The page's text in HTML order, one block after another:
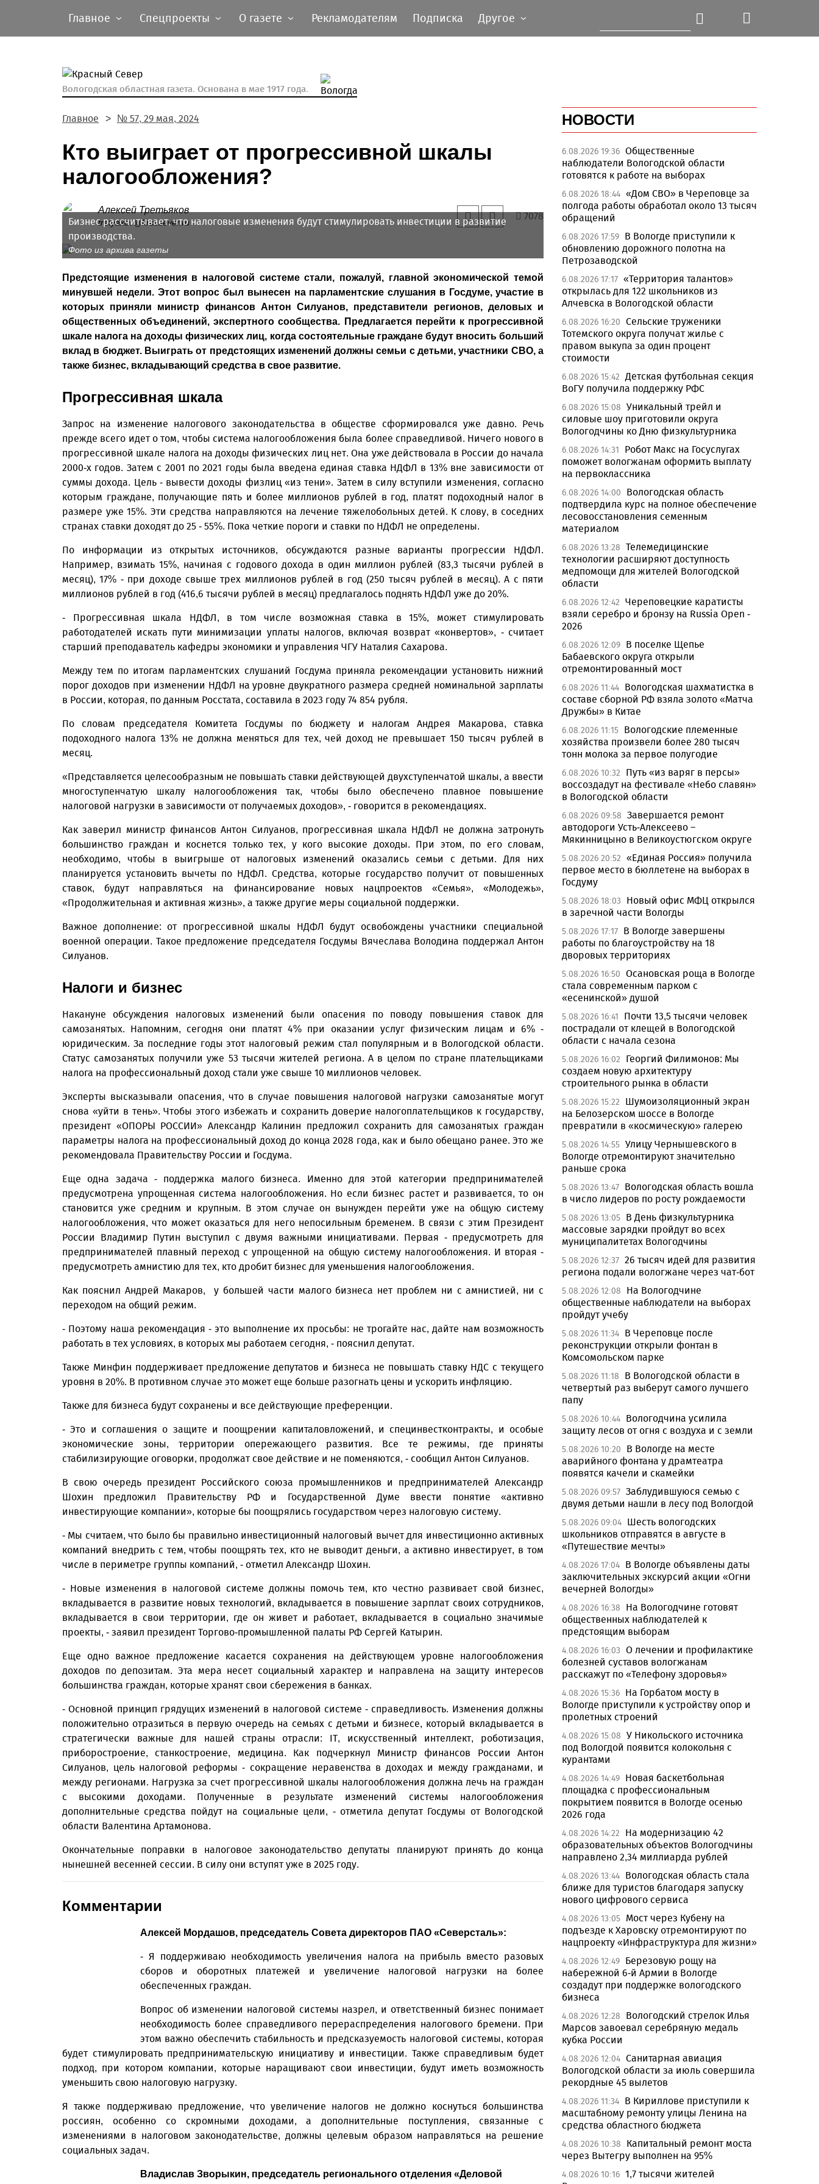
Главное Спецпроекты О газете Рекламодателям Подписка Другое
Вологодская областная газета. Основана в мае 1917 года.
Главное № 57, 29 мая, 2024
Кто выиграет от прогрессивной шкалы
налогообложения?
Алексей Третьяков
tretyakov@krassever.ru
7078
Бизнес рассчитывает, что налоговые изменения будут стимулировать инвестиции в развитие
производства.
Фото из архива газеты
Предстоящие изменения в налоговой системе стали, пожалуй, главной экономической темой
минувшей недели. Этот вопрос был вынесен на парламентские слушания в Госдуме, участие в
которых приняли министр финансов Антон Силуанов, представители регионов, деловых и
общественных объединений, экспертного сообщества. Предлагается перейти к прогрессивной
шкале налога на доходы физических лиц, когда состоятельные граждане будут вносить больший
вклад в бюджет. Выиграть от предстоящих изменений должны семьи с детьми, участники СВО, а
также бизнес, вкладывающий средства в свое развитие.
Прогрессивная шкала
Запрос на изменение налогового законодательства в обществе сформировался уже давно. Речь
прежде всего идет о том, чтобы сис­тема налогообложения была более справедливой. Ничего нового в
прогрессивной шкале налога на доходы физических лиц нет. Она уже действовала в России до начала
2000-х годов. Затем с 2001 по 2021 годы была введена единая ставка НДФЛ в 13% вне зависимости от
суммы дохода. Цель - вывести доходы физлиц «из тени». Затем в силу вступили изменения, согласно
которым граждане, получающие пять и более миллионов рублей в год, платят подоходный налог в
размере уже 15%. Эти средства направляются на лечение тяжелобольных детей. К слову, в соседних
странах ставки доходят до 25 - 55%. Пока четкие пороги и ставки по НДФЛ не определены.
По информации из открытых источников, обсуждаются разные варианты прогрессии НДФЛ.
Например, взимать 15%, начиная с годового дохода в один миллион рублей (83,3 тысячи рублей в
месяц), 17% - при доходе свыше трех миллионов рублей в год (250 тысяч рублей в месяц). А с пяти
миллионов рублей в год (416,6 тысячи руб­лей в месяц) предлагалось поднять НДФЛ уже до 20%.
- Прогрессивная шкала НДФЛ, в том числе возможная ставка в 15%, может стимулировать
работодателей искать пути минимизации уплаты налогов, включая возврат «конвертов», - считает
старший преподаватель кафедры экономики и управления ЧГУ Наталия Сахарова.
Между тем по итогам парламентских слушаний Госдума приняла рекомендации установить нижний
порог доходов при изменении НДФЛ на уровне двукратного размера средней номинальной зарплаты
в России, которая, по данным Росстата, составила в 2023 году 74 854 рубля.
По словам председателя Комитета Госдумы по бюджету и налогам Андрея Макарова, ставка
подоходного налога 13% не должна меняться для тех, чей доход не превышает 150 тысяч рублей в
месяц.
«Представляется целесообразным не повышать ставки действующей двухступенчатой шкалы, а ввести
многоступенчатую шкалу налогообложения так, чтобы было обеспечено плавное повышение
налоговой нагрузки в зависимости от получаемых доходов», - говорится в рекомендациях.
Как заверил министр финансов Антон Силуанов, прогрессивная шкала НДФЛ не должна затронуть
большинство граждан и коснется только тех, у кого высокие доходы. При этом, по его словам,
необходимо, чтобы в выигрыше от налоговых изменений оказались семьи с детьми. Для них
планируется установить вычеты по НДФЛ. Средства, которые государство получит от повышенных
ставок, будут направляться на финансирование новых нацпроектов «Семья», «Молодежь»,
«Продолжительная и активная жизнь», а также другие меры социальной поддержки.
Важное дополнение: от прогрессивной шкалы НДФЛ будут освобождены участники специальной
военной операции. Такое предложение председателя Госдумы Вячеслава Володина поддержал Антон
Силуанов.
Налоги и бизнес
Накануне обсуждения налоговых изменений были опасения по поводу повышения ставок для
самозанятых. Напомним, сегодня они платят 4% при оказании услуг физическим лицам и 6% -
юридическим. За последние годы этот налоговый режим стал популярным и в Вологодской области.
Статус самозанятых получили уже 53 тысячи жителей региона. А в целом по стране плательщиками
налога на профессиональный доход стали уже свыше 10 миллионов человек.
Эксперты высказывали опасения, что в случае повышения налоговой нагрузки самозанятые могут
снова «уйти в тень». Чтобы этого избежать и сохранить доверие налогоплательщиков к государству,
президент «ОПОРЫ РОССИИ» Александр Калинин предложил сохранить для самозанятых граждан
параметры налога на профессиональный доход до конца 2028 года, как и было обещано ранее. Это же
рекомендовала Правительству России и Госдума.
Еще одна задача - поддержка малого бизнеса. Именно для этой категории предпринимателей
предусмотрена упрощенная сис­тема налогообложения. Но если бизнес растет и развивается, то он
становится уже средним и крупным. В этом случае он вынужден перейти уже на общую систему
налогообложения, что может оказаться для него непосильным бременем. В связи с этим Президент
России Владимир Путин выступил с двумя важными инициативами. Первая - предусмотреть для
предпринимателей плавный переход с упрощенной на общую систему налогообложения. И вторая -
преду­смотреть амнистию для тех, кто дробит бизнес для уменьшения налогообложения.
Как пояснил Андрей Макаров, у большей части малого бизнеса нет проблем ни с амнистией, ни с
переходом на общий режим.
- Поэтому наша рекомендация - это выполнение их просьбы: не трогайте нас, дайте нам возможность
работать в тех условиях, в которых мы работаем сегодня, - пояснил депутат.
Также Минфин поддерживает предложение депутатов и бизнеса не повышать ставку НДС с текущего
уровня в 20%. В противном случае это может еще больше разогнать цены и ускорить инфляцию.
Также для бизнеса будут сохранены и все действующие преференции.
- Это и соглашения о защите и поощрении капиталовложений, и специнвестконтракты, и особые
экономические зоны, территории опережающего развития. Все те режимы, где приняты
стабилизирующие оговорки, продолжат свое действие и не поменяются, - сообщил Антон Силуанов.
В свою очередь президент Российского союза промышленников и предпринимателей Александр
Шохин предложил Правительству РФ и Государственной Думе ввести понятие «активно
инвестирующие компании», которые бы поощрялись государством через налоговую систему.
- Мы считаем, что было бы правильно инвестиционный налоговый вычет для инвестиционно активных
компаний внедрить с тем, чтобы поощрять тех, кто не выводит деньги, а активно инвестирует, в том
числе в периметре группы компаний, - отметил Александр Шохин.
- Новые изменения в налоговой системе должны помочь тем, кто честно развивает свой бизнес,
вкладывается в развитие новых технологий, вкладывается в повышение зарплат своих сотрудников,
вкладывается в свои территории, где он живет и работает, вкладывается в социально значимые
проекты, - заявил президент Торгово-промышленной палаты РФ Сергей Катырин.
Еще одно важное предложение касается сохранения на действующем уровне налогообложения
доходов по депозитам. Эта мера несет социальный характер и направлена на защиту интересов
большинства граждан, которые хранят свои сбережения в банках.
- Основной принцип грядущих изменений в налоговой системе - справедливость. Изменения должны
положительно отразиться в первую очередь на семьях с детьми и бизнесе, который вкладывается в
стратегически важные для нашей страны отрасли: IT, искусственный интеллект, роботизация,
приборостроение, станкостроение, медицина. Как подчеркнул Министр финансов России Антон
Силуанов, цель налоговой реформы - сокращение неравенства в доходах и между гражданами, и
между регионами. Нагрузка за счет прогрессивной шкалы налогообложения должна лечь на граждан
с высокими доходами. Полученные в результате изменений системы налогообложения
дополнительные средства пойдут на социальные цели, - отметила депутат Госдумы от Вологодской
области Валентина Артамонова.
Окончательные поправки в налоговое законодательство депутаты планируют принять до конца
нынешней весенней сессии. В силу они вступят уже в 2025 году.
Комментарии
Алексей Мордашов, председатель Совета директоров ПАО «Северсталь»:
- Я поддерживаю необходимость увеличения налога на прибыль вместо разовых
сборов и оборотных платежей и увеличение налоговой нагрузки на более
обеспеченных граждан.
Вопрос об изменении налоговой системы назрел, и ответственный бизнес понимает
необходимость более справедливого перераспределения налогового бремени. При
этом важно обеспечить стабильность и предсказуемость налоговой системы, которая
будет стимулировать предпринимательскую инициативу и инвестиции. Также справедливым будет
подход, при котором компании, которые наращивают свои инвестиции, будут иметь возможность
уменьшить свою налоговую нагрузку.
Я также поддерживаю предложение, что увеличение налогов не должно коснуться большинства
россиян, особенно со скромными доходами, а дополнительные поступления, связанные с
изменениями в налоговом законодательстве, должны целевым образом направляться на решение
социальных задач.
Владислав Зворыкин, председатель регионального отделения «Деловой
НОВОСТИ
6.08.2026 19:36 Общественные
наблюдатели Вологодской области
готовятся к работе на выборах
6.08.2026 18:44 «Дом СВО» в Череповце за
полгода работы обработал около 13 тысяч
обращений
6.08.2026 17:59 В Вологде приступили к
обновлению дорожного полотна на
Петрозаводской
6.08.2026 17:17 «Территория талантов»
открылась для 122 школьников из
Алчевска в Вологодской области
6.08.2026 16:20 Сельские труженики
Тотемского округа получат жилье с
правом выкупа за один процент
стоимости
6.08.2026 15:42 Детская футбольная секция
ВоГУ получила поддержку РФС
6.08.2026 15:08 Уникальный трейл и
силовые шоу приготовили округа
Вологодчины ко Дню физкультурника
6.08.2026 14:31
Робот Макс на Госуслугах
поможет вологжанам оформить выплату
на первоклассника
6.08.2026 14:00
Вологодская область
подтвердила курс на полное обеспечение
лесовосстановления семенным
материалом
6.08.2026 13:28 Телемедицинские
технологии расширяют доступность
медпомощи для жителей Вологодской
области
6.08.2026 12:42 Череповецкие каратисты
взяли серебро и бронзу на Russia Open -
2026
6.08.2026 12:09 В поселке Щепье
Бабаевского округа открыли
отремонтированный мост
6.08.2026 11:44 Вологодская шахматистка в
составе сборной РФ взяла золото «Матча
Дружбы» в Китае
6.08.2026 11:15 Вологодские племенные
хозяйства произвели более 280 тысяч
тонн молока за первое полугодие
6.08.2026 10:32
Путь «из варяг в персы»
воссоздадут на фестивале «Небо славян»
в Вологодской области
6.08.2026 09:58 Завершается ремонт
автодороги Усть-Алексеево –
Мякинницыно в Великоустюгском округе
5.08.2026 20:52 «Единая Россия» получила
первое место в бюллетене на выборах в
Госдуму
5.08.2026 18:03
Новый офис МФЦ открылся
в заречной части Вологды
5.08.2026 17:17 В Вологде завершены
работы по благоустройству на 18
дворовых территориях
5.08.2026 16:50 Осановская роща в Вологде
стала современным парком с
«есенинской» душой
5.08.2026 16:41
Почти 13,5 тысячи человек
пострадали от клещей в Вологодской
области с начала сезона
5.08.2026 16:02
Георгий Филимонов: Мы
создаем новую архитектуру
строительного рынка в области
5.08.2026 15:22
Шумоизоляционный экран
на Белозерском шоссе в Вологде
превратили в «космическую» галерею
5.08.2026 14:55 Улицу Чернышевского в
Вологде отремонтируют значительно
раньше срока
5.08.2026 13:47 Вологодская область вошла
в число лидеров по росту рождаемости
5.08.2026 13:05 В День физкультурника
массовые зарядки пройдут во всех
муниципалитетах Вологодчины
5.08.2026 12:37 26 тысяч идей для развития
региона подали вологжане через чат-бот
5.08.2026 12:08
На Вологодчине
общественные наблюдатели на выборах
пройдут учебу
5.08.2026 11:34 В Череповце после
реконструкции открыли фонтан в
Комсомольском парке
5.08.2026 11:18
В Вологодской области в
четвертый раз выберут самого лучшего
папу
5.08.2026 10:44 Вологодчина усилила
защиту лесов от огня с воздуха и с земли
5.08.2026 10:20
В Вологде на месте
аварийного фонтана у драмтеатра
появятся качели и скамейки
5.08.2026 09:57 Заблудившуюся семью с
двумя детьми нашли в лесу под Вологдой
5.08.2026 09:04 Шесть вологодских
школьников отправятся в августе в
«Путешествие мечты»
4.08.2026 17:04 В Вологде объявлены даты
заключительных экскурсий акции «Огни
вечерней Вологды»
4.08.2026 16:38
На Вологодчине готовят
общественных наблюдателей к
предстоящим выборам
4.08.2026 16:03 О лечении и профилактике
болезней суставов вологжанам
расскажут по «Телефону здоровья»
4.08.2026 15:36 На Горбатом мосту в
Вологде приступили к устройству опор и
пролетных строений
4.08.2026 15:08 У Никольского источника
под Вологдой появится колокольня с
курантами
4.08.2026 14:49 Новая баскетбольная
площадка с профессиональным
покрытием появится в Вологде осенью
2026 года
4.08.2026 14:22
На модернизацию 42
образовательных объектов Вологодчины
направлено 2,34 миллиарда рублей
4.08.2026 13:44 Вологодская область стала
ближе для туристов благодаря запуску
нового цифрового сервиса
4.08.2026 13:05 Мост через Кубену на
подъезде к Харовску отремонтируют по
нацпроекту «Инфраструктура для жизни»
4.08.2026 12:49 Березовую рощу на
набережной 6-й Армии в Вологде
создадут при поддержке вологодского
бизнеса
4.08.2026 12:28
Вологодский стрелок Илья
Марсов завоевал серебряную медаль
кубка России
4.08.2026 12:04 Санитарная авиация
Вологодской области за июль совершила
рекордные 45 вылетов
4.08.2026 11:34 В Кириллове приступили к
масштабному ремонту улицы Ленина на
средства областного бюджета
4.08.2026 10:38
Капитальный ремонт моста
через Вытегру выполнен на 95%
4.08.2026 10:16 1,7 тысячи жителей